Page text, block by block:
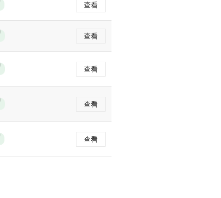
查看
查看
查看
查看
查看